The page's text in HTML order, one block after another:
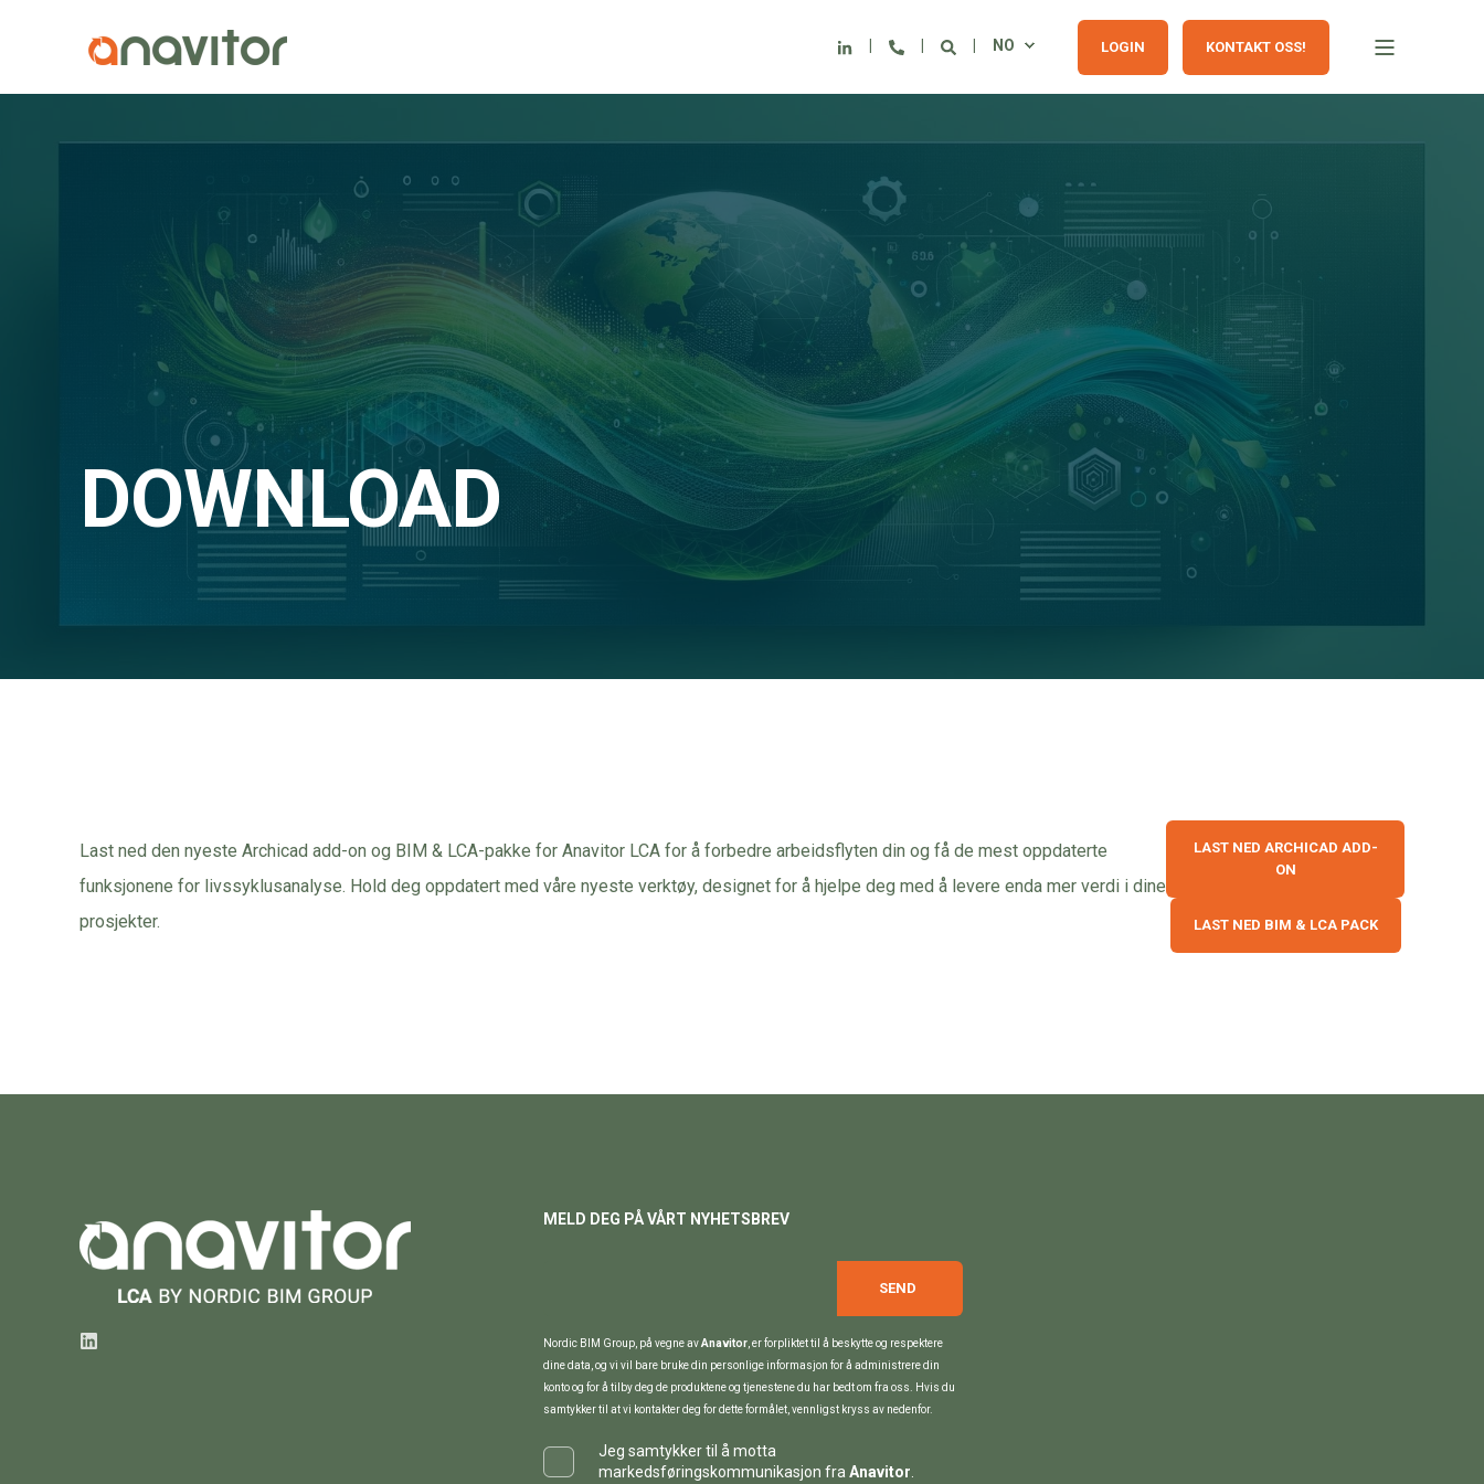
NO LOGIN KONTAKT OSS!
DOWNLOAD
Last ned den nyeste Archicad add-on og BIM & LCA-pakke for Anavitor LCA for å forbedre arbeidsflyten din og få de mest oppdaterte
funksjonene for livssyklusanalyse. Hold deg oppdatert med våre nyeste verktøy, designet for å hjelpe deg med å levere enda mer verdi i dine
prosjekter.
LAST NED ARCHICAD ADD-
ON
LAST NED BIM & LCA PACK
MELD DEG PÅ VÅRT NYHETSBREV
Nordic BIM Group, på vegne avAnavitor, er forpliktet til å beskytte og respektere
dine data, og vi vil bare bruke din personlige informasjon for å administrere din
konto og for å tilby deg de produktene og tjenestene du har bedt om fra oss. Hvis du
samtykker til at vi kontakter deg for dette formålet, vennligst kryss av nedenfor.
Jeg samtykker til å motta
markedsføringskommunikasjon fra Anavitor